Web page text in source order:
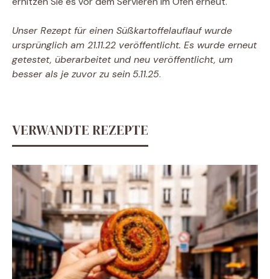
Unser Rezept für einen Süßkartoffelauflauf wurde
ursprünglich am 21.11.22 veröffentlicht. Es wurde erneut
getestet, überarbeitet und neu veröffentlicht, um
besser als je zuvor zu sein 5.11.25.
VERWANDTE REZEPTE